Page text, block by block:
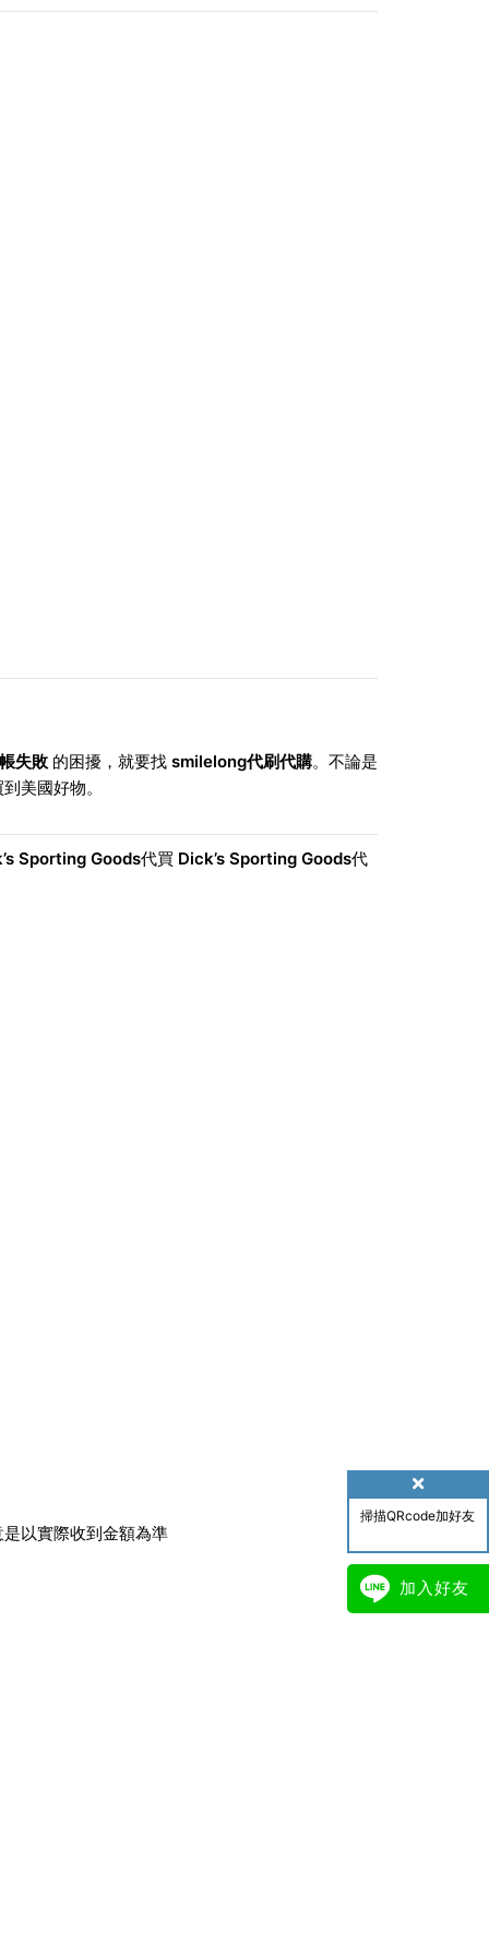
掃描QRcode加好友
加入好友
失敗的困擾，就要找 smilelong代刷代購。不論是
美國好物。
Sporting Goods代買 Dick’s Sporting Goods代
以實際收到金額為準